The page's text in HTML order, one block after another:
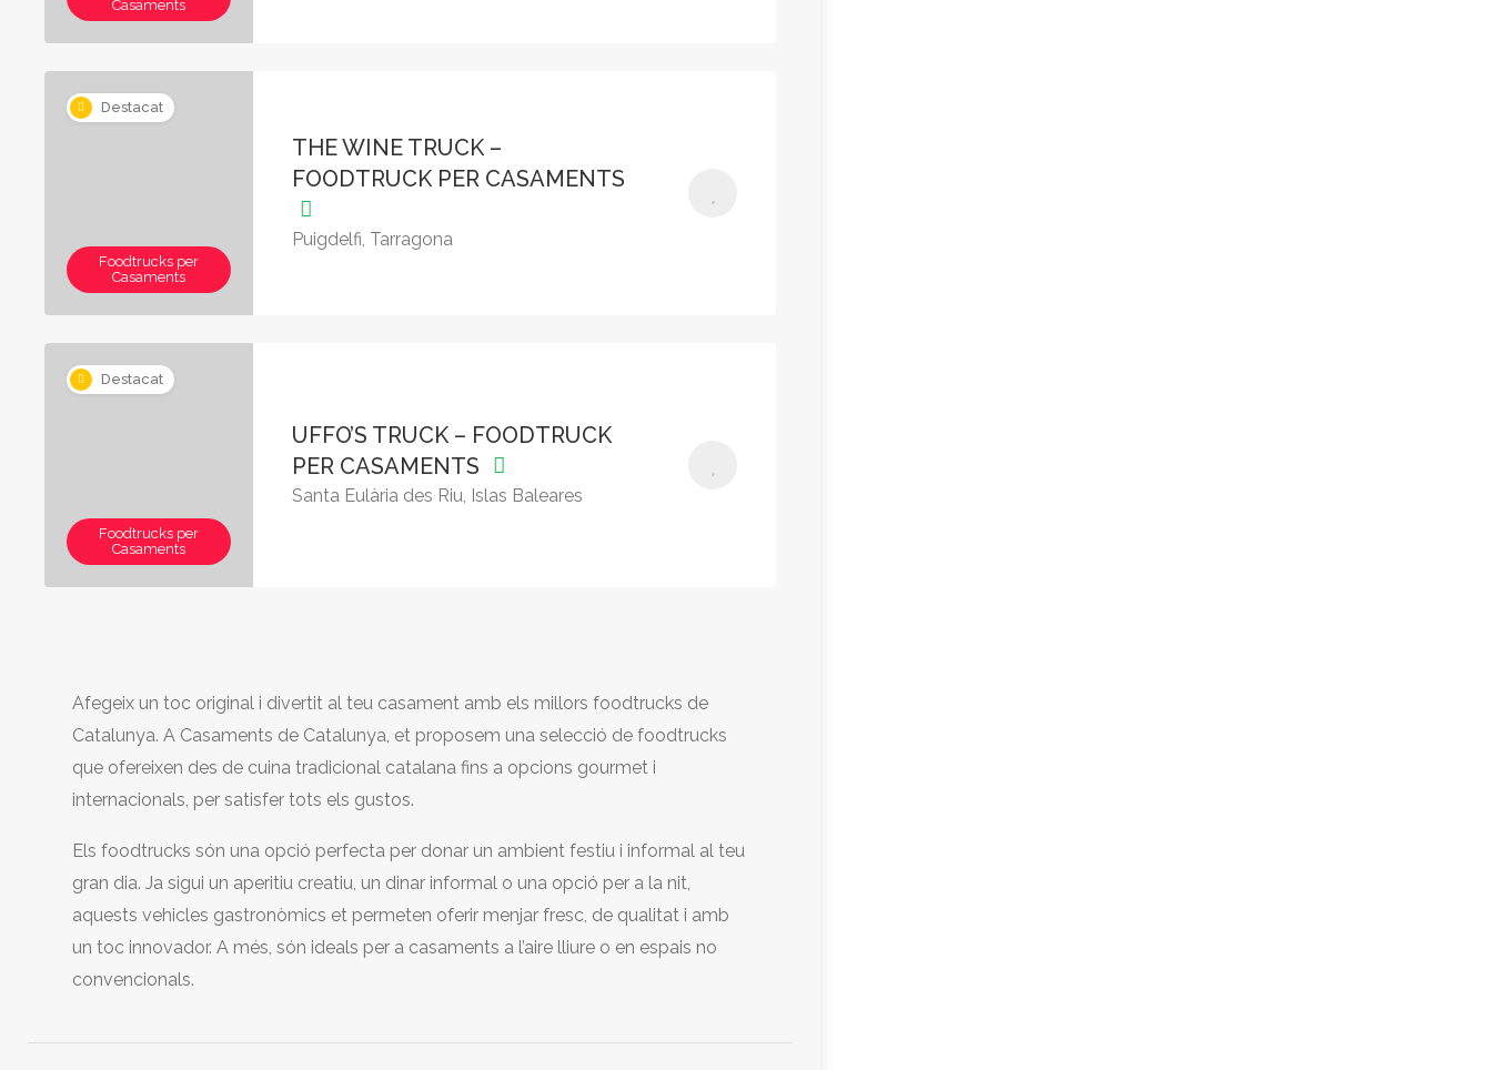
Casaments
Destacat
Foodtrucks per
Casaments
THE WINE TRUCK –
FOODTRUCK PER CASAMENTS
Puigdelfi, Tarragona
Destacat
Foodtrucks per
Casaments
UFFO’S TRUCK – FOODTRUCK
PER CASAMENTS
Santa Eulària des Riu, Islas Baleares
Afegeix un toc original i divertit al teu casament amb els millors foodtrucks de
Catalunya. A Casaments de Catalunya, et proposem una selecció de foodtrucks
que ofereixen des de cuina tradicional catalana fins a opcions gourmet i
internacionals, per satisfer tots els gustos.
Els foodtrucks són una opció perfecta per donar un ambient festiu i informal al teu
gran dia. Ja sigui un aperitiu creatiu, un dinar informal o una opció per a la nit,
aquests vehicles gastronòmics et permeten oferir menjar fresc, de qualitat i amb
un toc innovador. A més, són ideals per a casaments a l’aire lliure o en espais no
convencionals.